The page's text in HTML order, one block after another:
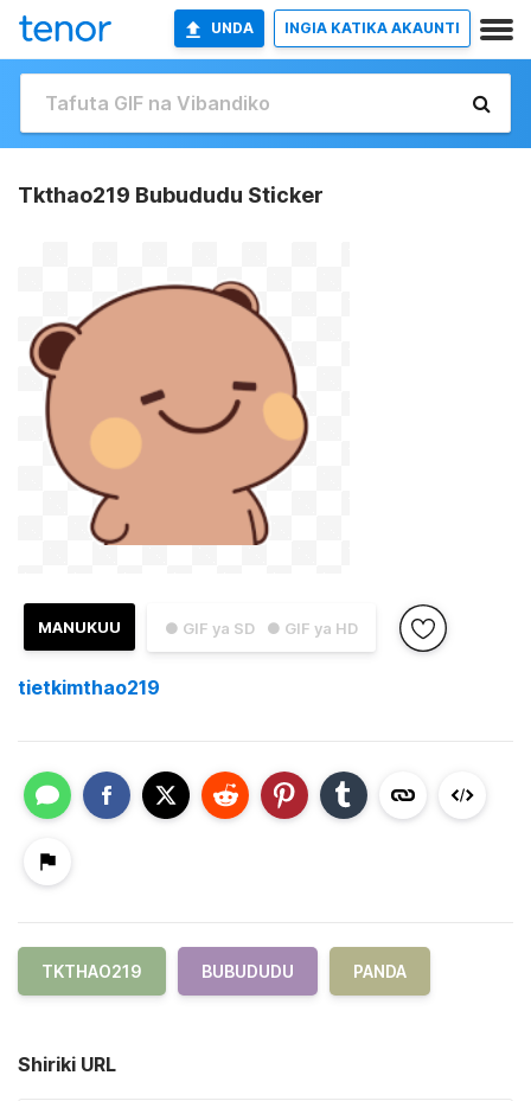
UNDA INGIA KATIKA AKAUNTI
Tkthao219 Bubududu Sticker
● GIF ya SD ● GIF ya HD
MANUKUU
tietkimthao219
TKTHAO219 BUBUDUDU PANDA
Shiriki URL